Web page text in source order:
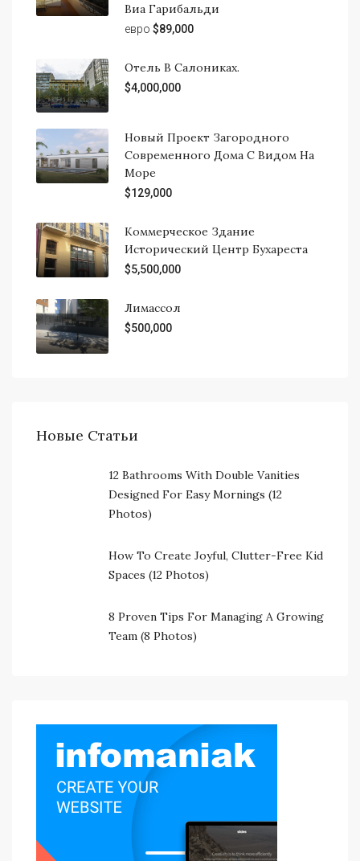
Виа Гарибальди
евро $89,000
Отель В Салониках.
$4,000,000
Новый Проект Загородного
Современного Дома С Видом На
Море
$129,000
Коммерческое Здание
Исторический Центр Бухареста
$5,500,000
Лимассол
$500,000
Новые Статьи
12 Bathrooms With Double Vanities
Designed For Easy Mornings (12
Photos)
How To Create Joyful, Clutter-Free Kid
Spaces (12 Photos)
8 Proven Tips For Managing A Growing
Team (8 Photos)